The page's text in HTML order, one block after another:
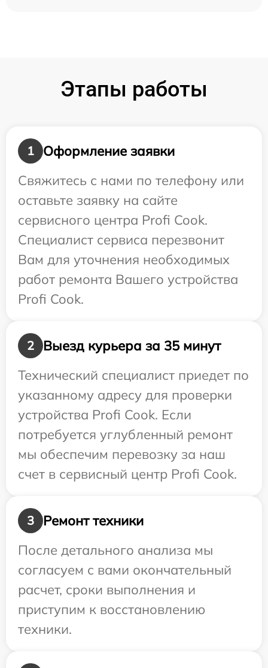
Этапы работы
1
Оформление заявки
Свяжитесь с нами по телефону или
оставьте заявку на сайте
сервисного центра Profi Cook.
Специалист сервиса перезвонит
Вам для уточнения необходимых
работ ремонта Вашего устройства
Profi Cook.
2
Выезд курьера за 35 минут
Технический специалист приедет по
указанному адресу для проверки
устройства Profi Cook. Если
потребуется углубленный ремонт
мы обеспечим перевозку за наш
счет в сервисный центр Profi Cook.
3
Ремонт техники
После детального анализа мы
согласуем с вами окончательный
расчет, сроки выполнения и
приступим к восстановлению
техники.